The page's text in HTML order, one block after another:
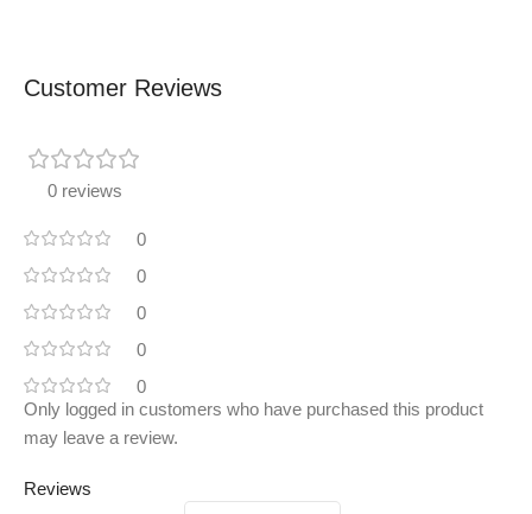
Customer Reviews
0 reviews
0
0
0
0
0
Reviews
Only logged in customers who have purchased this product
may leave a review.